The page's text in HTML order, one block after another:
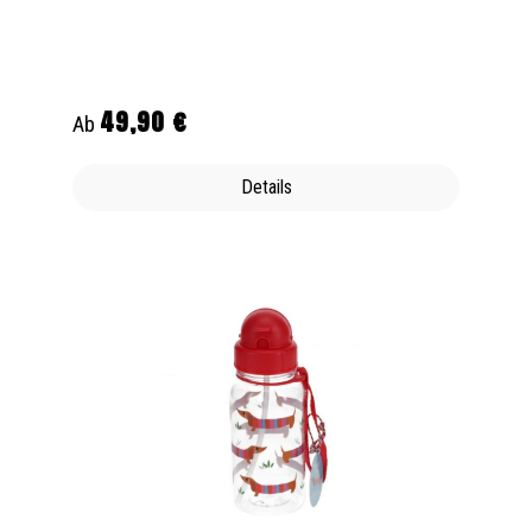
Regulärer Preis:
Ab 49,90 €
Details